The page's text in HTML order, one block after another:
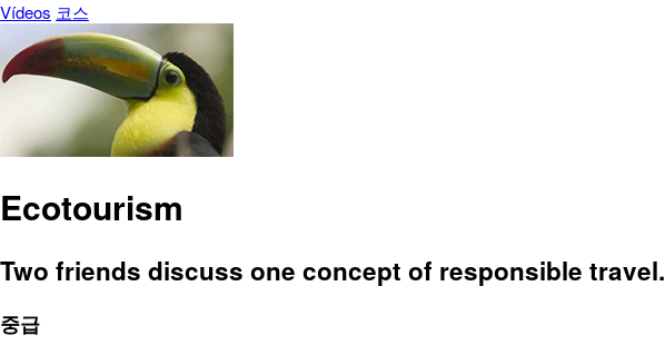
Vídeos 코스
Ecotourism
Two friends discuss one concept of responsible travel.
중급